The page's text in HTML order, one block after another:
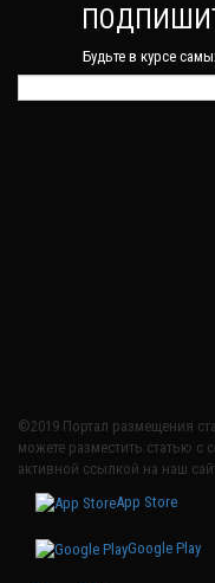
Будьте в курсе
©2019 Портал размещения
можете разместить статью с
активной ссылкой на наш
App Store
Google Play